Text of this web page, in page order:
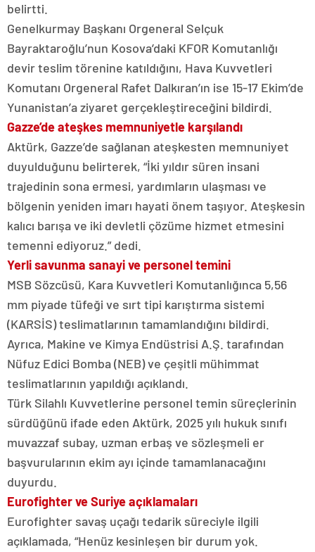
belirtti.
Genelkurmay Başkanı Orgeneral Selçuk
Bayraktaroğlu’nun Kosova’daki KFOR Komutanlığı
devir teslim törenine katıldığını, Hava Kuvvetleri
Komutanı Orgeneral Rafet Dalkıran’ın ise 15-17 Ekim’de
Yunanistan’a ziyaret gerçekleştireceğini bildirdi.
Gazze’de ateşkes memnuniyetle karşılandı
Aktürk, Gazze’de sağlanan ateşkesten memnuniyet
duyulduğunu belirterek, “İki yıldır süren insani
trajedinin sona ermesi, yardımların ulaşması ve
bölgenin yeniden imarı hayati önem taşıyor. Ateşkesin
kalıcı barışa ve iki devletli çözüme hizmet etmesini
temenni ediyoruz.” dedi.
Yerli savunma sanayi ve personel temini
MSB Sözcüsü, Kara Kuvvetleri Komutanlığınca 5,56
mm piyade tüfeği ve sırt tipi karıştırma sistemi
(KARSİS) teslimatlarının tamamlandığını bildirdi.
Ayrıca, Makine ve Kimya Endüstrisi A.Ş. tarafından
Nüfuz Edici Bomba (NEB) ve çeşitli mühimmat
teslimatlarının yapıldığı açıklandı.
Türk Silahlı Kuvvetlerine personel temin süreçlerinin
sürdüğünü ifade eden Aktürk, 2025 yılı hukuk sınıfı
muvazzaf subay, uzman erbaş ve sözleşmeli er
başvurularının ekim ayı içinde tamamlanacağını
duyurdu.
Eurofighter ve Suriye açıklamaları
Eurofighter savaş uçağı tedarik süreciyle ilgili
açıklamada, “Henüz kesinleşen bir durum yok.